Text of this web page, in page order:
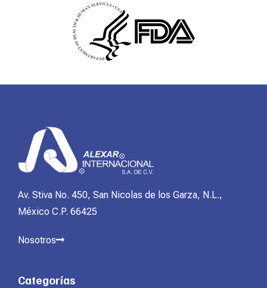
Av. Stiva No. 450, San Nicolas de los Garza, N.L.,
México C.P. 66425
Nosotros
Categorías